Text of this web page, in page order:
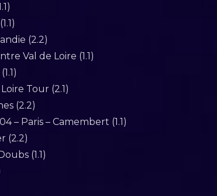
(2.2)
Val de Loire (1.1)
Tour (2.1)
(2.2)
– Paris – Camembert (1.1)
(2.2)
(1.1)